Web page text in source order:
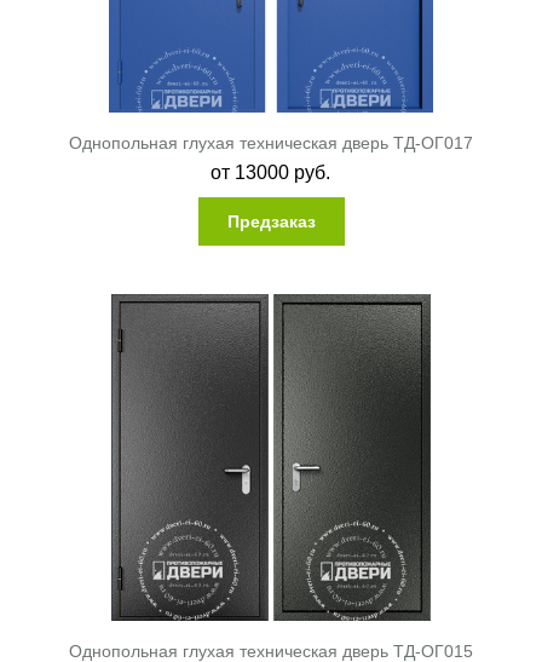
Однопольная глухая техническая дверь ТД-ОГ017
от 13000 руб.
Предзаказ
Однопольная глухая техническая дверь ТД-ОГ015